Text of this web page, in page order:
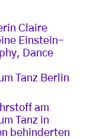
Claire
Einstein-
Dance
Tanz Berlin
am
Tanz in
behinderten